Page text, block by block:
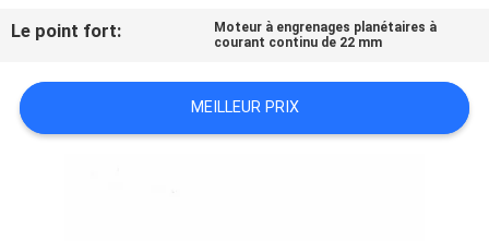
NOUS
NOUVELLES
Le point fort:
Moteur à engrenages planétaires à
courant continu de 22 mm
MEILLEUR PRIX